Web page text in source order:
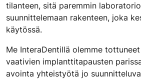
tilanteen, sitä paremmin
suunnittelemaan rakenteen, joka
käytössä.
Me InteraDentillä olemme
vaativien implanttitapausten
avointa yhteistyötä jo